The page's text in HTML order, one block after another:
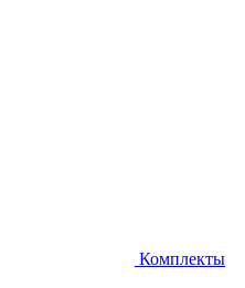
Комплекты